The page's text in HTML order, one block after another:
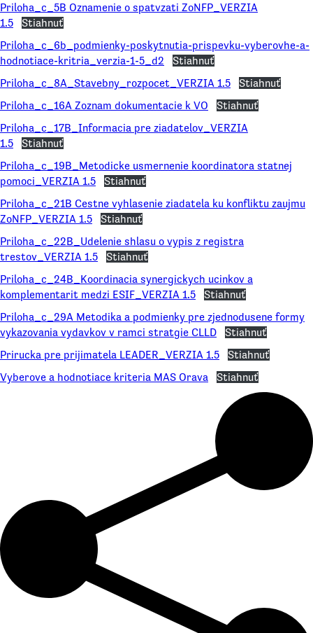
Priloha_c_5B Oznamenie o spatvzati ZoNFP_VERZIA
1.5
Stiahnuť
Priloha_c_6b_podmienky-poskytnutia-prispevku-vyberovhe-a-
hodnotiace-kritria_verzia-1-5_d2
Stiahnuť
Priloha_c_8A_Stavebny_rozpocet_VERZIA 1.5
Stiahnuť
Priloha_c_16A Zoznam dokumentacie k VO
Stiahnuť
Priloha_c_17B_Informacia pre ziadatelov_VERZIA
1.5
Stiahnuť
Priloha_c_19B_Metodicke usmernenie koordinatora statnej
pomoci_VERZIA 1.5
Stiahnuť
Priloha_c_21B Cestne vyhlasenie ziadatela ku konfliktu zaujmu
ZoNFP_VERZIA 1.5
Stiahnuť
Priloha_c_22B_Udelenie shlasu o vypis z registra
trestov_VERZIA 1.5
Stiahnuť
Priloha_c_24B_Koordinacia synergickych ucinkov a
komplementarit medzi ESIF_VERZIA 1.5
Stiahnuť
Priloha_c_29A Metodika a podmienky pre zjednodusene formy
vykazovania vydavkov v ramci stratgie CLLD
Stiahnuť
Prirucka pre prijimatela LEADER_VERZIA 1.5
Stiahnuť
Vyberove a hodnotiace kriteria MAS Orava
Stiahnuť